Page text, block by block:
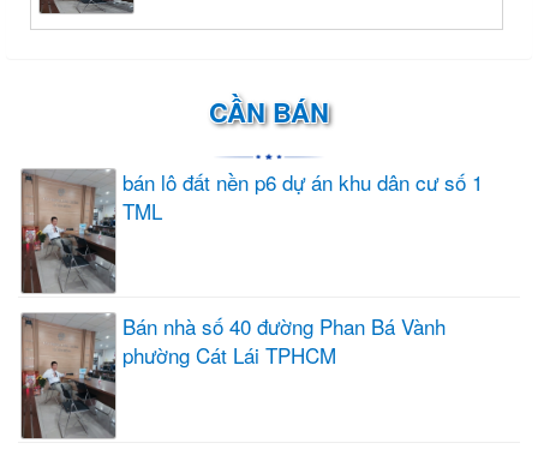
CẦN BÁN
bán lô đất nền p6 dự án khu dân cư số 1
TML
Bán nhà số 40 đường Phan Bá Vành
phường Cát Lái TPHCM